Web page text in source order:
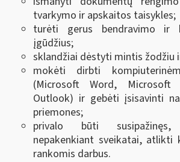
tvarkymo ir apskaitos taisykles;
turėti gerus bendravimo ir
įgūdžius;
sklandžiai dėstyti mintis žodžiu
mokėti dirbti
(Microsoft Word, Microsoft
Outlook) ir gebėti įsisavinti
priemones;
privalo būti
nepakenkiant sveikatai, atlikti
rankomis darbus.